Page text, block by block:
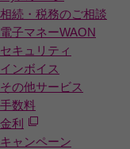
相続・税務のご相談
電子マネーWAON
セキュリティ
インボイス
その他サービス
手数料
金利
キャンペーン